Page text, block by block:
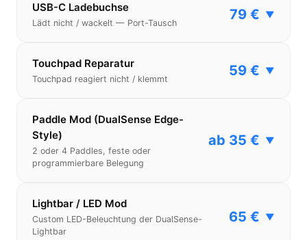
USB-C Ladebuchse
Lädt nicht / wackelt — Port-Tausch
79 € ▼
Touchpad Reparatur
Touchpad reagiert nicht / klemmt
59 € ▼
Paddle Mod (DualSense Edge-
Style)
2 oder 4 Paddles, feste oder
programmierbare Belegung
ab 35 € ▼
Lightbar / LED Mod
Custom LED-Beleuchtung der DualSense-
Lightbar
65 € ▼